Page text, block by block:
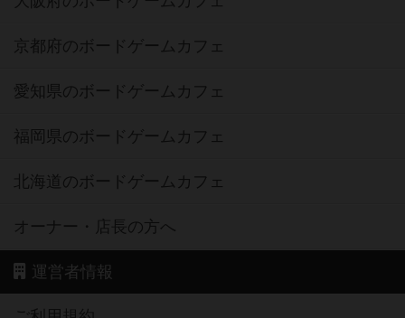
京都府のボードゲームカフェ
愛知県のボードゲームカフェ
福岡県のボードゲームカフェ
北海道のボードゲームカフェ
オーナー・店長の方へ
運営者情報